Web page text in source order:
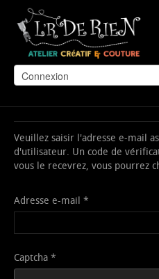
Veuillez saisir l'adresse e-mail
d'utilisateur. Un code de
vous le recevrez, vous pourrez
Adresse e-mail *
Captcha *